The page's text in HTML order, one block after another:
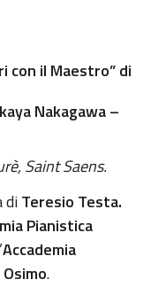
con il Maestro” di
Nakagawa –
Saint Saens.
diTeresio Testa.
Pianistica
Accademia
.